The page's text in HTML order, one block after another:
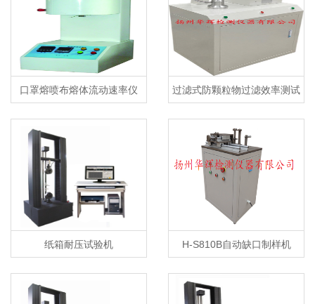
口罩熔喷布熔体流动速率仪 过滤式防颗粒物过滤效率测试
仪及自动滤料测试台
纸箱耐压试验机 H-S810B自动缺口制样机